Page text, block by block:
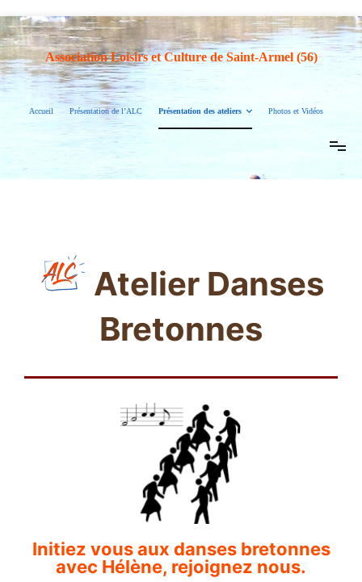
Association Loisirs et Culture de Saint-Armel (56)
Accueil Présentation de l’ALC Présentation des ateliers Photos et Vidéos
Atelier Danses
Bretonnes
Initiez vous aux danses bretonnes
avec Hélène, rejoignez nous.